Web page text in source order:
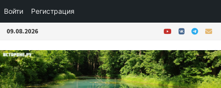
Войти Регистрация
Перейти
содержимому
09.08.2026